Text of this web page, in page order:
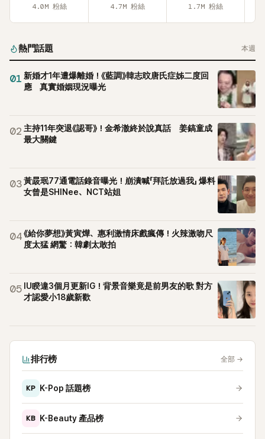
4.0M 粉絲 4.7M 粉絲 1.7M 粉絲
熱門話題 本週
01 新婚才1年遭爆離婚！《藍調》韓志旼唐氏症姊二度回
應 真實婚姻現況曝光
02 主持11年突退《認哥》！金希澈終於說真話 姜鎬童成
最大關鍵
03黃晸珉77通電話錄音曝光！崩潰喊「拜託放過我」 爆料
女曾是SHINee、NCT站姐
04《給你夢想》黃寅燁、惠利激情床戲瘋傳！火辣激吻尺
度太猛 網驚：韓劇太敢拍
05 IU睽違3個月更新IG！背景音樂竟是前男友的歌 對方
才認愛小18歲新歡
排行榜 全部 →
KP K-Pop 話題榜
KB K-Beauty 產品榜